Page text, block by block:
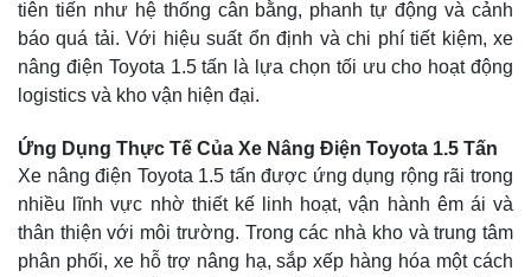
tiên tiến như hệ thống cân bằng, phanh tự động và cảnh
báo quá tải. Với hiệu suất ổn định và chi phí tiết kiệm, xe
nâng điện Toyota 1.5 tấn là lựa chọn tối ưu cho hoạt động
logistics và kho vận hiện đại.
Ứng Dụng Thực Tế Của Xe Nâng Điện Toyota 1.5 Tấn
Xe nâng điện Toyota 1.5 tấn được ứng dụng rộng rãi trong
nhiều lĩnh vực nhờ thiết kế linh hoạt, vận hành êm ái và
thân thiện với môi trường. Trong các nhà kho và trung tâm
phân phối, xe hỗ trợ nâng hạ, sắp xếp hàng hóa một cách